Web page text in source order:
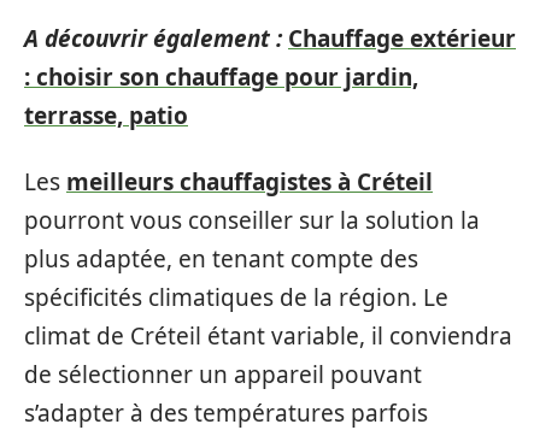
A découvrir également : Chauffage extérieur
: choisir son chauffage pour jardin,
terrasse, patio
Les meilleurs chauffagistes à Créteil
pourront vous conseiller sur la solution la
plus adaptée, en tenant compte des
spécificités climatiques de la région. Le
climat de Créteil étant variable, il conviendra
de sélectionner un appareil pouvant
s’adapter à des températures parfois